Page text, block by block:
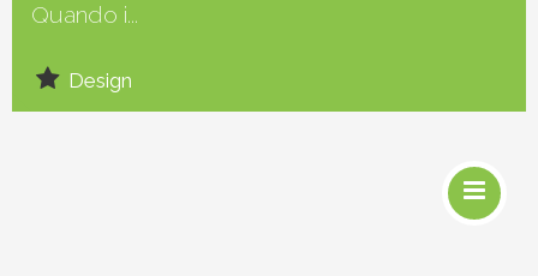
Quando i...
Design